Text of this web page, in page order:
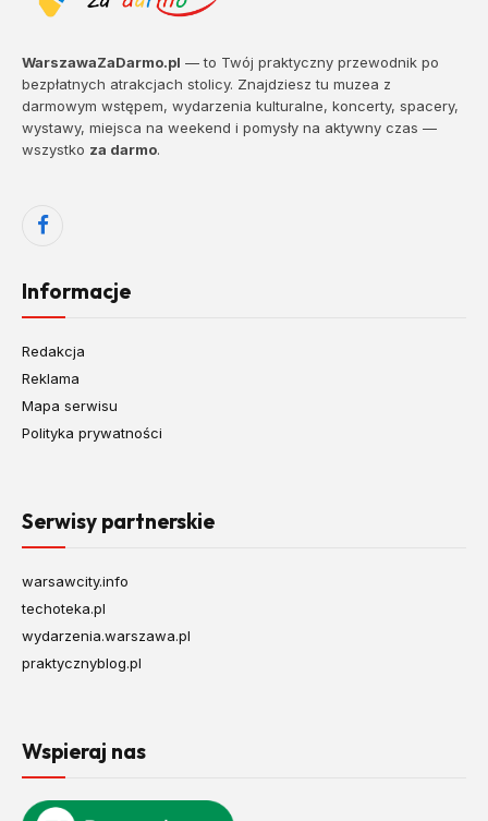
WarszawaZaDarmo.pl — to Twój praktyczny przewodnik po
bezpłatnych atrakcjach stolicy. Znajdziesz tu muzea z
darmowym wstępem, wydarzenia kulturalne, koncerty, spacery,
wystawy, miejsca na weekend i pomysły na aktywny czas —
wszystko za darmo.
Facebook
Informacje
Redakcja
Reklama
Mapa serwisu
Polityka prywatności
Serwisy partnerskie
warsawcity.info
techoteka.pl
wydarzenia.warszawa.pl
praktycznyblog.pl
Wspieraj nas